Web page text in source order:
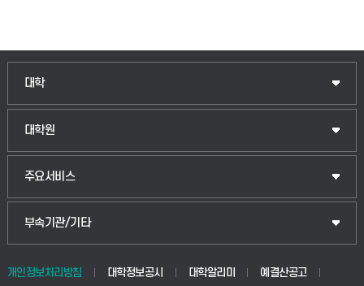
대학
인문융합공공인재학부
법경영학부
대학원
일반대학원
산업대학원
공공정책대학원
주요서비스
입학안내
웹메일
부속기관/기타
중앙도서관
학생생활관(안성)
개인정보처리방침 대학정보공시 대학알리미
예결산공고